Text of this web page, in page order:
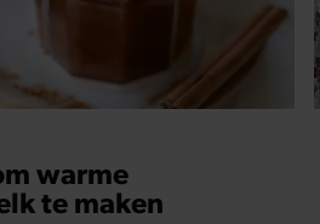
warme
te maken